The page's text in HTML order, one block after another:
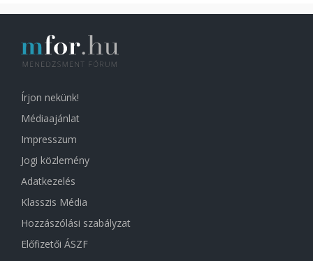
Írjon nekünk!
Médiaajánlat
Impresszum
Jogi közlemény
Adatkezelés
Klasszis Média
Hozzászólási szabályzat
Előfizetői ÁSZF